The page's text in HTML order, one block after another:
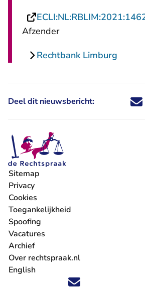
Afzender
Rechtbank Limburg
Deel dit nieuwsbericht: Deel dit
Deel
Volg ons op X (Twitter) - U verlaat
Volg ons op Facebook - U verlaat
Volg ons op Instagram - U
Volg ons op Youtube - U
Volg ons op LinkedIn -
'Blijf op de hoogte'
Sitemap
Privacy
Cookies
Toegankelijkheid
Spoofing
Vacatures
- U verlaat Rechtspraak.nl
Archief
Over rechtspraak.nl
English